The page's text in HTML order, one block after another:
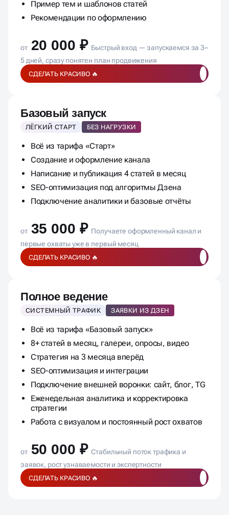
Техническая подготовка канала
Пример тем и шаблонов статей
от 20 000 ₽ Быстрый вход — запускаемся за 3–
5 дней, сразу понятен план продвижения
Базовый запуск
ЛЁГКИЙ СТАРТ БЕЗ НАГРУЗКИ
Всё из тарифа «Старт»
Создание и оформление канала
Написание и публикация 4 статей в месяц
SEO-оптимизация под алгоритмы Дзена
от 35 000 ₽ Получаете оформленный канал и
первые охваты уже в первый месяц
Полное ведение
СИСТЕМНЫЙ ТРАФИК ЗАЯВКИ ИЗ ДЗЕН
Всё из тарифа «Базовый запуск»
8+ статей в месяц, галереи, опросы, видео
Стратегия на 3 месяца вперёд
SEO-оптимизация и интеграции
Подключение внешней воронки: сайт, блог, TG
Еженедельная аналитика и корректировка
стратегии
от 50 000 ₽ Стабильный поток трафика и
заявок, рост узнаваемости и экспертности